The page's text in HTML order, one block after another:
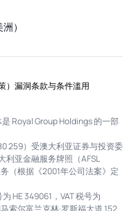
）
漏洞条款与条件滥用
Royal Group Holdings 的一部
259）受澳大利亚证券与投资委
利亚金融服务牌照（AFSL
（根据《2001年公司法案》定
HE 349061，VAT 税号为
索尔富兰克林·罗斯福大道 152